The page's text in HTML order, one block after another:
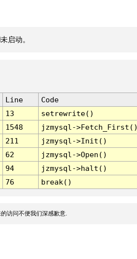
启动。
Line
Code
13
setrewrite()
1548
jzmysql-
211
jzmysql->Init()
62
jzmysql->Open()
94
jzmysql->halt()
76 break()
访问不便我们深感歉意.